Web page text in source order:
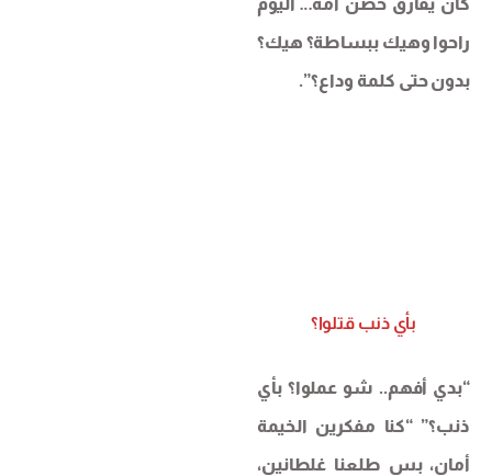
كان يفارق حضن أمه… اليوم
راحوا وهيك ببساطة؟ هيك؟
بدون حتى كلمة وداع؟”.
بأي ذنب قتلوا؟
“بدي أفهم.. شو عملوا؟ بأي
ذنب؟” “كنا مفكرين الخيمة
أمان، بس طلعنا غلطانين،